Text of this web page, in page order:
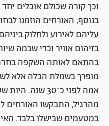
וכך קורה שכולם אוכלים
בנוסף, האורחים הוזמנו
עליהם לאירוע ולחלוק
בזיהום אוויר וכדי שכמה
בהתאם לאותה השקפה
מופרך בשמלת הכלה אלא
אמה לפני כ־30
מהרגיל, התבקשו האורחים
במטעמים שבישלו בלבד.